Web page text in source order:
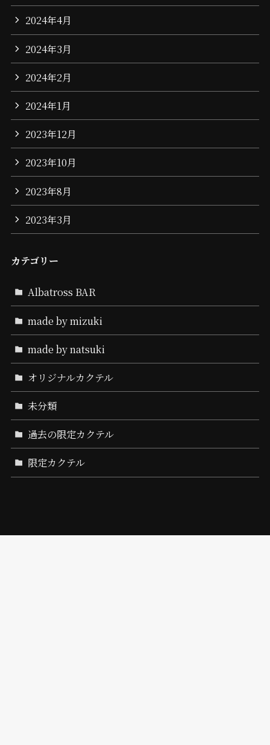
2024年4月
2024年3月
2024年2月
2024年1月
2023年12月
2023年10月
2023年8月
2023年3月
カテゴリー
Albatross BAR
made by mizuki
made by natsuki
オリジナルカクテル
未分類
過去の限定カクテル
限定カクテル